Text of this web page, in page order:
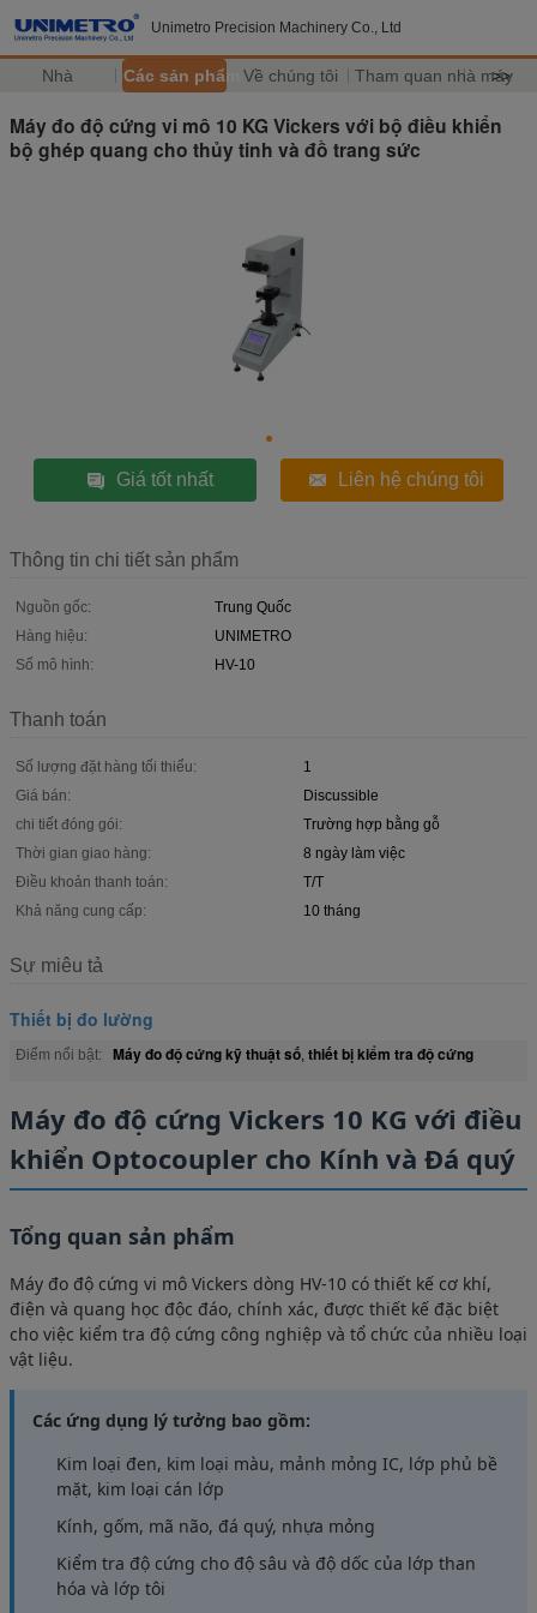
Unimetro Precision Machinery Co., Ltd
Nhà Các sản phẩm Về chúng tôi Tham quan nhà máy
>>
Máy đo độ cứng vi mô 10 KG Vickers với bộ điều khiển
bộ ghép quang cho thủy tinh và đồ trang sức
Giá tốt nhất Liên hệ chúng tôi
Thông tin chi tiết sản phẩm
Nguồn gốc:
Trung Quốc
Hàng hiệu:
UNIMETRO
Số mô hình:
HV-10
Thanh toán
Số lượng đặt hàng tối thiểu:
1
Giá bán:
Discussible
chi tiết đóng gói:
Trường hợp bằng gỗ
Thời gian giao hàng:
8 ngày làm việc
Điều khoản thanh toán:
T/T
Khả năng cung cấp:
10 tháng
Sự miêu tả
Thiết bị đo lường
Điểm nổi bật: Máy đo độ cứng kỹ thuật số, thiết bị kiểm tra độ cứng
Máy đo độ cứng Vickers 10 KG với điều
khiển Optocoupler cho Kính và Đá quý
Tổng quan sản phẩm
Máy đo độ cứng vi mô Vickers dòng HV-10 có thiết kế cơ khí,
điện và quang học độc đáo, chính xác, được thiết kế đặc biệt
cho việc kiểm tra độ cứng công nghiệp và tổ chức của nhiều loại
vật liệu.
Các ứng dụng lý tưởng bao gồm:
Kim loại đen, kim loại màu, mảnh mỏng IC, lớp phủ bề
mặt, kim loại cán lớp
Kính, gốm, mã não, đá quý, nhựa mỏng
Kiểm tra độ cứng cho độ sâu và độ dốc của lớp than
hóa và lớp tôi